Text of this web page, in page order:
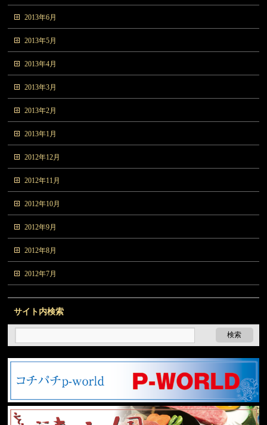
2013年6月
2013年5月
2013年4月
2013年3月
2013年2月
2013年1月
2012年12月
2012年11月
2012年10月
2012年9月
2012年8月
2012年7月
サイト内検索